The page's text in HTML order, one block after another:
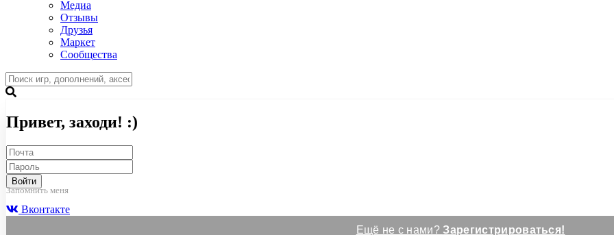
Медиа
Отзывы
Друзья
Маркет
Сообщества
Привет, заходи! :)
Войти
Запомнить меня
Вконтакте
Ещё не с нами?Зарегистрироваться!